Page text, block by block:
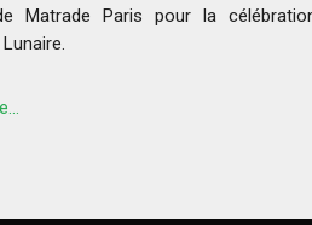
Matrade Paris pour la